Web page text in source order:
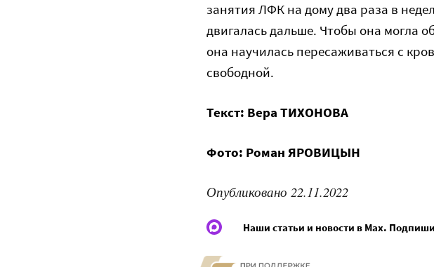
занятия ЛФК на дому два раза в
двигалась дальше. Чтобы она могла
она научилась пересаживаться с
свободной.
Текст: Вера ТИХОНОВА
Фото: Роман ЯРОВИЦЫН
Опубликовано 22.11.2022
Наши статьи и новости в Max.